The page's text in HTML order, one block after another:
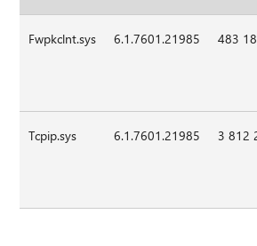
Fwpkclnt.sys 6.1.7601.21985 483
Tcpip.sys 6.1.7601.21985 3 812